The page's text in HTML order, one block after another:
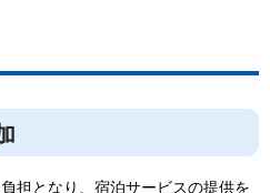
担となり、宿泊サービスの提供を